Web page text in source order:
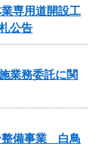
専用道開設工
公告
業務委託に関
整備事業 白鳥